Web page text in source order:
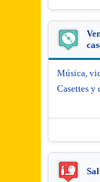
Música,
Casettes y